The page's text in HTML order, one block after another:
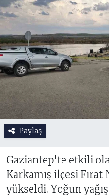
Paylaş
Gaziantep'te etkili
Karkamış ilçesi
yükseldi. Yoğun